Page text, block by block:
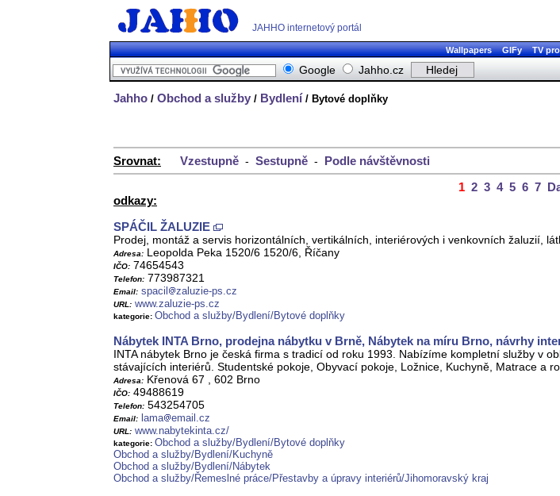
JAHHO internetový portál
Wallpapers GIFy TV
Google Jahho.cz
Jahho / Obchod a služby / Bydlení / Bytové doplňky
Srovnat: Vzestupně - Sestupně - Podle návštěvnosti
1 2 3 4 5 6 7
odkazy:
SPÁČIL ŽALUZIE
Prodej, montáž a servis horizontálních, vertikálních, interiérových i venkovních žaluzií,
Adresa: Leopolda Peka 1520/6 1520/6, Říčany
IČO: 74654543
Telefon: 773987321
Email: spacil zaluzie-ps.cz
URL: www.zaluzie-ps.cz
kategorie: Obchod a služby/Bydlení/Bytové doplňky
Nábytek INTA Brno, prodejna nábytku v Brně, Nábytek na míru Brno, návrhy
INTA nábytek Brno je česká firma s tradicí od roku 1993. Nabízíme kompletní služby v
stávajících interiérů. Studentské pokoje, Obyvací pokoje, Ložnice, Kuchyně, Matrace a
Adresa: Křenová 67 , 602 Brno
IČO: 49488619
Telefon: 543254705
Email: lama email.cz
URL: www.nabytekinta.cz/
kategorie: Obchod a služby/Bydlení/Bytové doplňky
Obchod a služby/Bydlení/Kuchyně
Obchod a služby/Bydlení/Nábytek
Obchod a služby/Řemeslné práce/Přestavby a úpravy interiérů/Jihomoravský kraj